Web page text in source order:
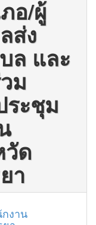
อ/ผู้
ส่ง
ล และ
ม
ะชุม
ด
า
งาน